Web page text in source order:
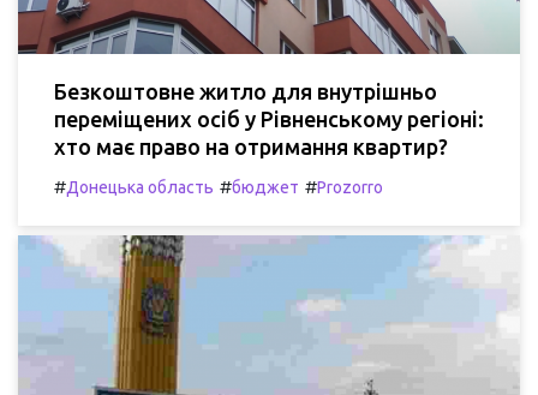
Безкоштовне житло для внутрішньо
переміщених осіб у Рівненському регіоні:
хто має право на отримання квартир?
#Донецька область #бюджет #Prozorro